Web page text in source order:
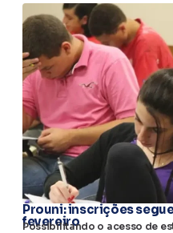
Prouni: inscrições
fevereiro
Possibilitando o acesso de